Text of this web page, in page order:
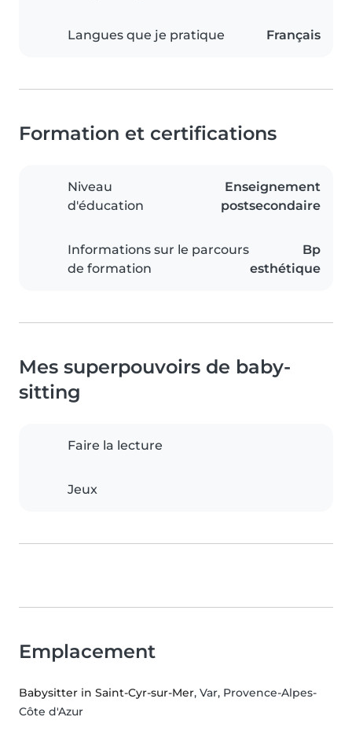
Langues que je pratique Français
Formation et certifications
Niveau
d'éducation
Enseignement
postsecondaire
Informations sur le parcours
de formation
Bp
esthétique
Mes superpouvoirs de baby-
sitting
Faire la lecture
Jeux
Emplacement
Babysitter in Saint-Cyr-sur-Mer, Var, Provence-Alpes-
Côte d'Azur